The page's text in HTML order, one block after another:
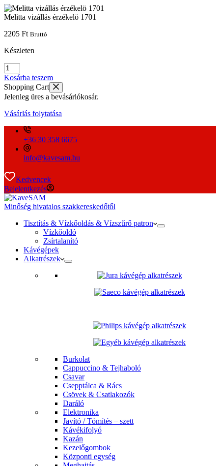
Melitta vizállás érzékelö 1701
2205 Ft Bruttó
Készleten
Melitta
vizállás
érzékelö
1701
mennyiség
Kosárba teszem
Shopping Cart
Jelenleg üres a bevásárlókosár.
Vásárlás folytatása
+36 30 358 6675
info@kavesam.hu
Kedvencek
Bejelentkezés
Minőség hivatalos szakkereskedőtől
Tisztítás & Vízkőoldás & Vízszűrő patron
Vízkőoldó
Zsírtalanító
Kávégépek
Alkatrészek
Burkolat
Cappuccino & Tejhaboló
Csavar
Csepptálca & Rács
Csövek & Csatlakozók
Daráló
Elektronika
Javító / Tömítés – szett
Kávékifolyó
Kazán
Kezelőgombok
Központi egység